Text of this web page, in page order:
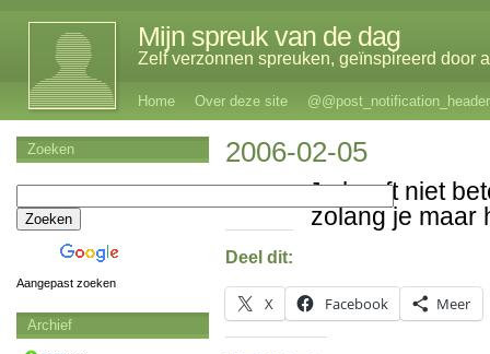
Mijn spreuk van de dag
Zelf verzonnen spreuken, geïnspireerd door
Home Over deze site @@post_notification_header
2006-02-05
Je hoeft niet
zolang je maar
Deel dit:
X Facebook Meer
Zoeken
Aangepast zoeken
Archief